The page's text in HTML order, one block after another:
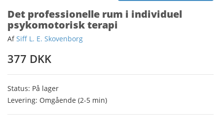
Det professionelle rum i individuel
psykomotorisk terapi
AfSiff L. E. Skovenborg
377 DKK
Status: På lager
Levering: Omgående (2-5 min)